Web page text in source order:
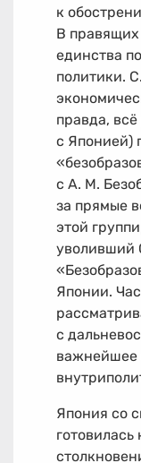
к
В правящих
единства
политики.
правда,
с Японией)
с А. М.
за прямые
этой
уволивший
Японии.
с
важнейшее
Япония со